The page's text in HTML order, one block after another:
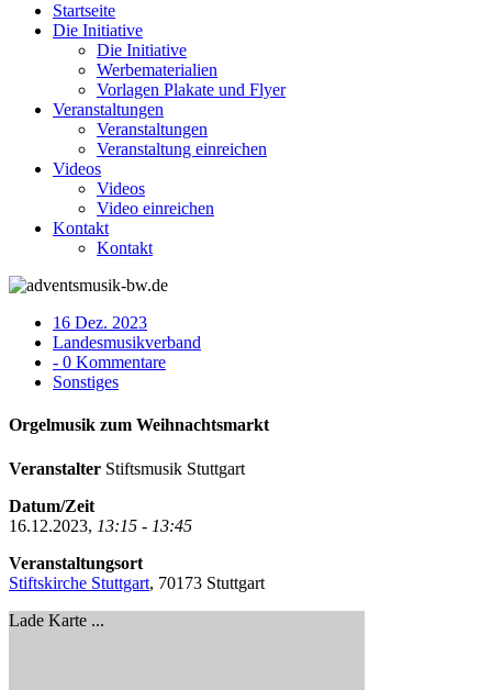
Startseite
Die Initiative
Die Initiative
Werbematerialien
Vorlagen Plakate und Flyer
Veranstaltungen
Veranstaltungen
Veranstaltung einreichen
Videos
Videos
Video einreichen
Kontakt
Kontakt
16 Dez. 2023
Landesmusikverband
- 0 Kommentare
Sonstiges
Orgelmusik zum Weihnachtsmarkt
Veranstalter Stiftsmusik Stuttgart
Datum/Zeit
16.12.2023, 13:15 - 13:45
Veranstaltungsort
Stiftskirche Stuttgart, 70173 Stuttgart
Lade Karte ...